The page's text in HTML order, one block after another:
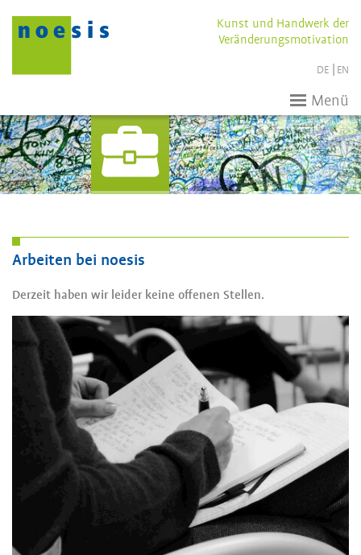
Kunst und Handwerk der
Veränderungsmotivation
DE EN
Menü
Arbeiten bei noesis
Derzeit haben wir leider keine offenen Stellen.